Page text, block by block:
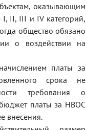
оказывающим
II, III и IV категорий,
общество обязано
о воздействии на
платы за
срока не
требования о
платы за НВОС
внесения.